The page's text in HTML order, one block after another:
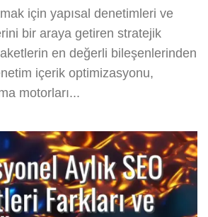
için yapısal denetimleri ve
bir araya getiren stratejik
en değerli bileşenlerinden
içerik optimizasyonu,
motorları...